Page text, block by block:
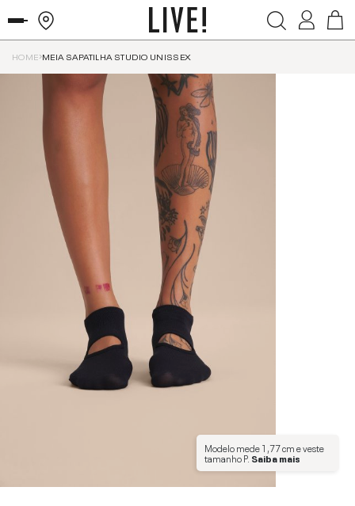
HOME MEIA SAPATILHA STUDIO UNISSEX
Modelo mede1,77 cme veste
tamanhoP. Saiba mais